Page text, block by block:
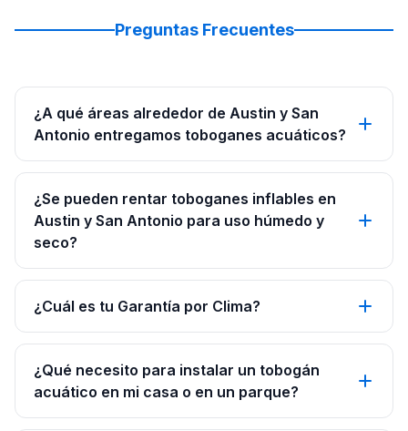
Preguntas Frecuentes
¿A qué áreas alrededor de Austin y San
Antonio entregamos toboganes acuáticos?
¿Se pueden rentar toboganes inflables en
Austin y San Antonio para uso húmedo y
seco?
¿Cuál es tu Garantía por Clima?
¿Qué necesito para instalar un tobogán
acuático en mi casa o en un parque?